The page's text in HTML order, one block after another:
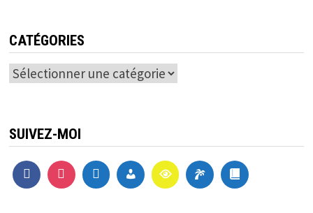
CATÉGORIES
Catégories
SUIVEZ-MOI